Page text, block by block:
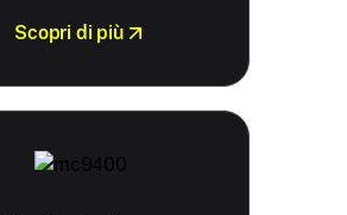
Scopri di più